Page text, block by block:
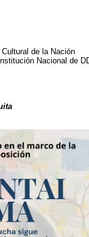
de la Nación
Nacional de